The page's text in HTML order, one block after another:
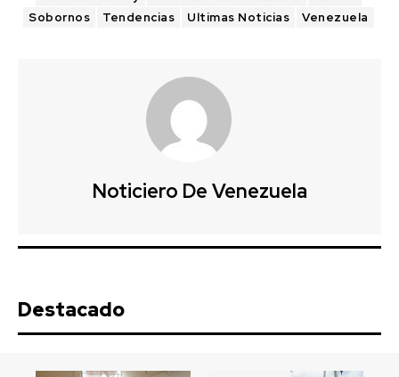
Sobornos
Tendencias Ultimas Noticias Venezuela
Noticiero De Venezuela
Destacado